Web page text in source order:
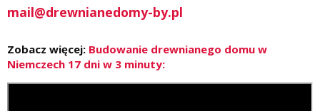
mail@drewnianedomy-by.pl
Zobacz więcej: Budowanie drewnianego domu w
Niemczech 17 dni w 3 minuty: